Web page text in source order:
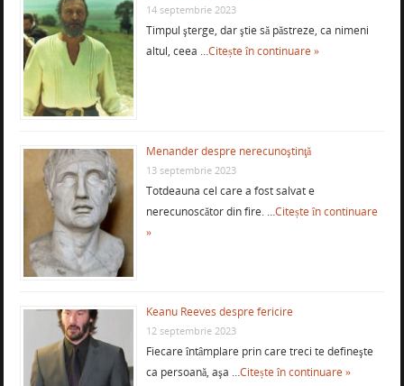
14 septembrie 2023
Timpul şterge, dar ştie să păstreze, ca nimeni
altul, ceea …Citește în continuare »
Menander despre nerecunoştinţă
13 septembrie 2023
Totdeauna cel care a fost salvat e
nerecunoscător din fire. …Citește în continuare
»
Keanu Reeves despre fericire
12 septembrie 2023
Fiecare întâmplare prin care treci te defineşte
ca persoană, aşa …Citește în continuare »